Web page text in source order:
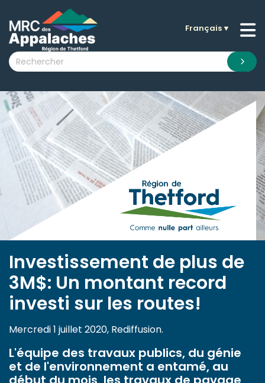
submenu (La MRC )
submenu (Citoyens )
submenu (Visiteurs )
submenu (Nouvelles )
submenu (Documentation )
Français▼
Investissement de plus de
3M$: Un montant record
investi sur les routes!
Mercredi 1 juillet 2020, Rediffusion.
L'équipe des travaux publics, du génie
et de l'environnement a entamé, au